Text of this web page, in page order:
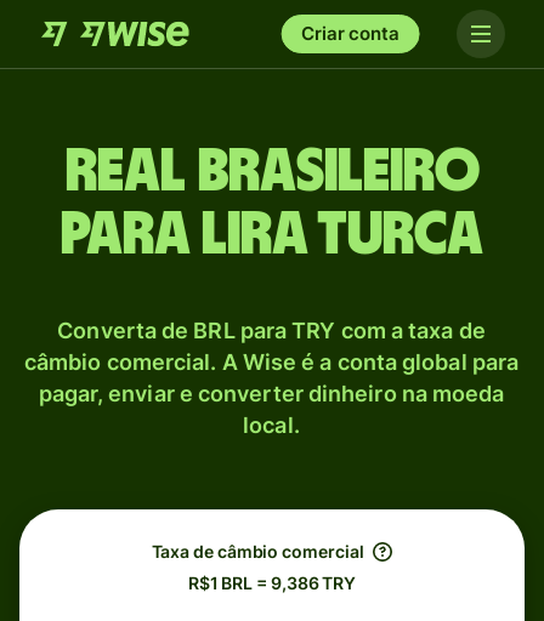
Criar conta
Real brasileiro
para Lira turca
Converta de BRL para TRY com a taxa de
câmbio comercial. A Wise é a conta global para
pagar, enviar e converter dinheiro na moeda
local.
Taxa de câmbio comercial
R$1 BRL = 9,386 TRY